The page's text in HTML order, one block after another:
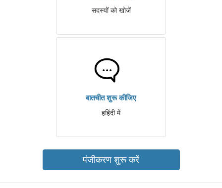
सदस्यों को खोजें
बातचीत शुरू कीजिए
हहिंदी में
पंजीकरण शुरू करें